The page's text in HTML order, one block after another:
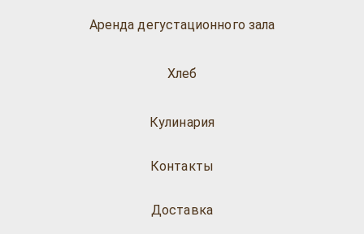
Аренда дегустационного зала
Хлеб
Кулинария
Доставка
Контакты